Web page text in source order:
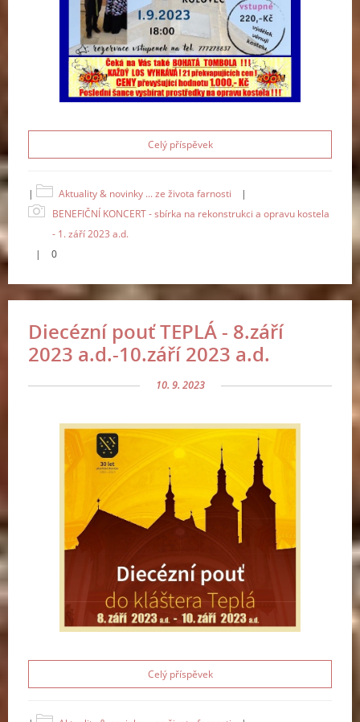
Celý příspěvek
| Aktuality & novinky ... ze života farnosti
|
BENEFIČNÍ KONCERT - sbírka na rekonstrukci a opravu kostela
- 1. září 2023 a.d.
|
0
Diecézní pouť TEPLÁ - 8.září
2023 a.d.-10.září 2023 a.d.
10. 9. 2023
Celý příspěvek